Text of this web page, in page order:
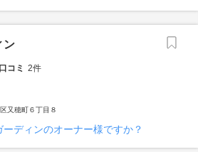
ン
口コミ 2件
又穂町６丁目８
ーディンのオーナー様ですか？